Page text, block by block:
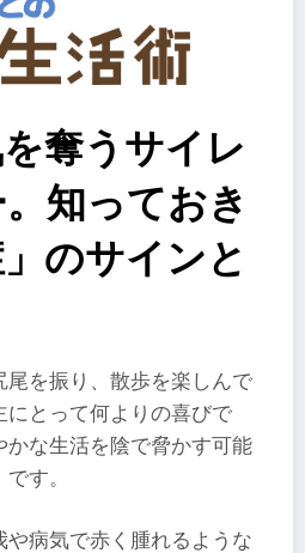
奪うサイレ
知っておき
のサインと
尾を振り、散歩を楽しんで
にとって何よりの喜びで
な生活を陰で脅かす可能
す。
や病気で赤く腫れるような